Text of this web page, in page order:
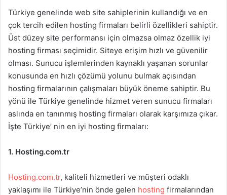
Türkiye genelinde web site sahiplerinin kullandığı ve en
çok tercih edilen hosting firmaları belirli özellikleri sahiptir.
Üst düzey site performansı için olmazsa olmaz özellik iyi
hosting firması seçimidir. Siteye erişim hızlı ve güvenilir
olması. Sunucu işlemlerinden kaynaklı yaşanan sorunlar
konusunda en hızlı çözümü yolunu bulmak açısından
hosting firmalarının çalışmaları büyük öneme sahiptir. Bu
yönü ile Türkiye genelinde hizmet veren sunucu firmaları
aslında en tanınmış hosting firmaları olarak karşımıza çıkar.
İşte Türkiye’ nin en iyi hosting firmaları:
1. Hosting.com.tr
Hosting.com.tr, kaliteli hizmetleri ve müşteri odaklı
yaklaşımı ile Türkiye’nin önde gelen hosting firmalarından